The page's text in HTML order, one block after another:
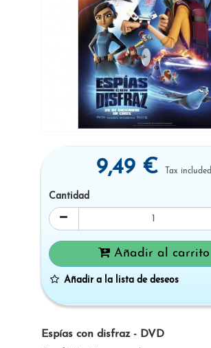
Espías con disfraz - DVD
9,49 € Tax included
Cantidad
Añadir al carrito
Añadir a la lista de deseos